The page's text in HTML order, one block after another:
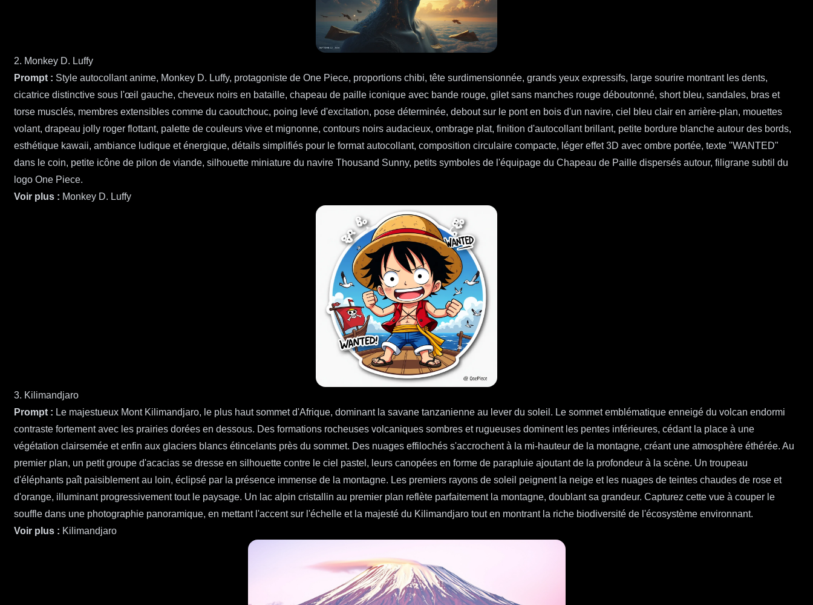
2. Monkey D. Luffy
Prompt : Style autocollant anime, Monkey D. Luffy, protagoniste de One Piece, proportions chibi, tête surdimensionnée, grands yeux expressifs, large sourire montrant les dents,
cicatrice distinctive sous l'œil gauche, cheveux noirs en bataille, chapeau de paille iconique avec bande rouge, gilet sans manches rouge déboutonné, short bleu, sandales, bras et
torse musclés, membres extensibles comme du caoutchouc, poing levé d'excitation, pose déterminée, debout sur le pont en bois d'un navire, ciel bleu clair en arrière-plan, mouettes
volant, drapeau jolly roger flottant, palette de couleurs vive et mignonne, contours noirs audacieux, ombrage plat, finition d'autocollant brillant, petite bordure blanche autour des bords,
esthétique kawaii, ambiance ludique et énergique, détails simplifiés pour le format autocollant, composition circulaire compacte, léger effet 3D avec ombre portée, texte "WANTED"
dans le coin, petite icône de pilon de viande, silhouette miniature du navire Thousand Sunny, petits symboles de l'équipage du Chapeau de Paille dispersés autour, filigrane subtil du
logo One Piece.
Voir plus : Monkey D. Luffy
3. Kilimandjaro
Prompt : Le majestueux Mont Kilimandjaro, le plus haut sommet d'Afrique, dominant la savane tanzanienne au lever du soleil. Le sommet emblématique enneigé du volcan endormi
contraste fortement avec les prairies dorées en dessous. Des formations rocheuses volcaniques sombres et rugueuses dominent les pentes inférieures, cédant la place à une
végétation clairsemée et enfin aux glaciers blancs étincelants près du sommet. Des nuages effilochés s'accrochent à la mi-hauteur de la montagne, créant une atmosphère éthérée. Au
premier plan, un petit groupe d'acacias se dresse en silhouette contre le ciel pastel, leurs canopées en forme de parapluie ajoutant de la profondeur à la scène. Un troupeau
d'éléphants paît paisiblement au loin, éclipsé par la présence immense de la montagne. Les premiers rayons de soleil peignent la neige et les nuages de teintes chaudes de rose et
d'orange, illuminant progressivement tout le paysage. Un lac alpin cristallin au premier plan reflète parfaitement la montagne, doublant sa grandeur. Capturez cette vue à couper le
souffle dans une photographie panoramique, en mettant l'accent sur l'échelle et la majesté du Kilimandjaro tout en montrant la riche biodiversité de l'écosystème environnant.
Voir plus : Kilimandjaro